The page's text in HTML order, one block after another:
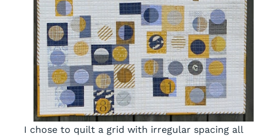
I chose to quilt a grid with irregular spacing all